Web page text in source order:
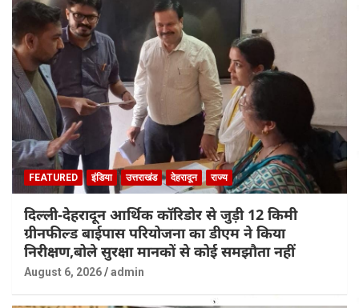
FEATURED इंडिया उत्तराखंड देहरादून राज्य
दिल्ली-देहरादून आर्थिक कॉरिडोर से जुड़ी 12 किमी
ग्रीनफील्ड बाईपास परियोजना का डीएम ने किया
निरीक्षण,बोले सुरक्षा मानकों से कोई समझौता नहीं
August 6, 2026 admin